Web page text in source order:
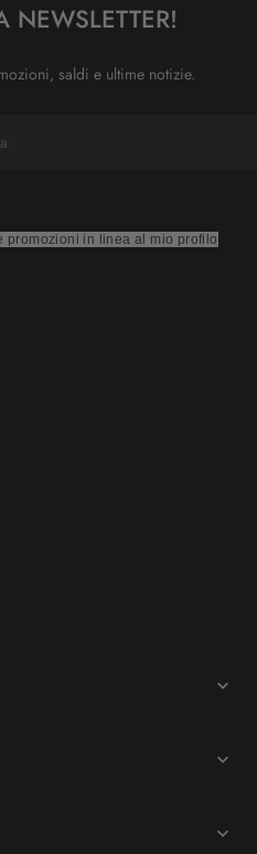
NEWSLETTER!
saldi e ultime notizie.
promozioni in linea al mio profilo


